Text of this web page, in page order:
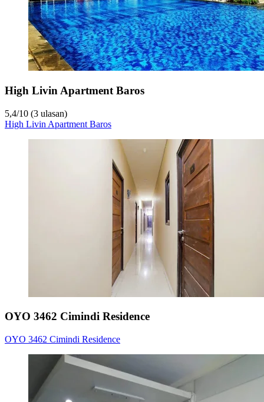
High Livin Apartment Baros
5,4/10 (3 ulasan)
High Livin Apartment Baros
OYO 3462 Cimindi Residence
OYO 3462 Cimindi Residence